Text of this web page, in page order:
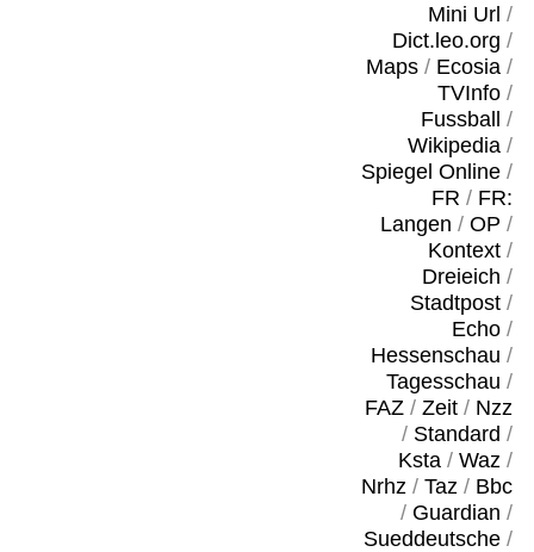
Mini Url /
Dict.leo.org /
Maps/ Ecosia/
TVInfo/
Fussball
/
Wikipedia/
Spiegel Online/
FR / FR:
Langen / OP /
Kontext/
Dreieich /
Stadtpost/
Echo/
Hessenschau /
Tagesschau /
FAZ/ Zeit/ Nzz
/ Standard /
Ksta/ Waz/
Nrhz/ Taz/ Bbc
/ Guardian /
Sueddeutsche/